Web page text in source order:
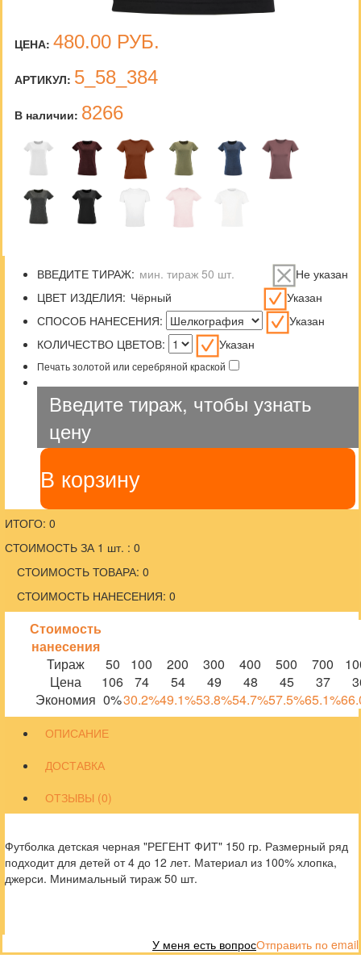
ЦЕНА: 480.00 РУБ.
АРТИКУЛ: 5_58_384
В наличии: 8266
ВВЕДИТЕ ТИРАЖ:
Не указан
ЦВЕТ ИЗДЕЛИЯ:
Указан
СПОСОБ НАНЕСЕНИЯ:
Указан
КОЛИЧЕСТВО ЦВЕТОВ:
Указан
Печать золотой или серебряной краской
Введите тираж, чтобы узнать
цену
В корзину
ИТОГО: 0
СТОИМОСТЬ ЗА 1 шт. : 0
СТОИМОСТЬ ТОВАРА: 0
СТОИМОСТЬ НАНЕСЕНИЯ: 0
Стоимость
нанесения
Тираж
50 100 200 300 400 500 700
Цена
106 74 54 49 48 45 37
Экономия 0%30.2%49.1%53.8%54.7%57.5%65.1%
ОПИСАНИЕ
ДОСТАВКА
ОТЗЫВЫ (0)
Футболка детская черная "РЕГЕНТ ФИТ" 150 гр. Размерный ряд
подходит для детей от 4 до 12 лет. Материал из 100% хлопка,
джерси. Минимальный тираж 50 шт.
Отправить по email
У меня есть вопрос